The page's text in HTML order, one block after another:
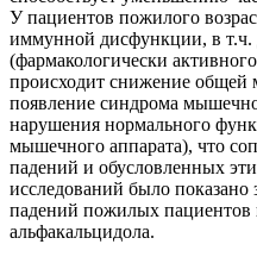
У пациентов пожилого
иммунной дисфункции, в
(фармакологически
происходит снижение
появление синдрома
нарушения нормального
мышечного аппарата), что
падений и обусловленных
исследований было показано
падений пожилых пациентов
альфакальцидола.